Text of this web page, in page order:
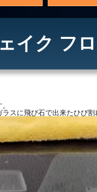
イク フ
のひび
スに飛び石で出来たひび割